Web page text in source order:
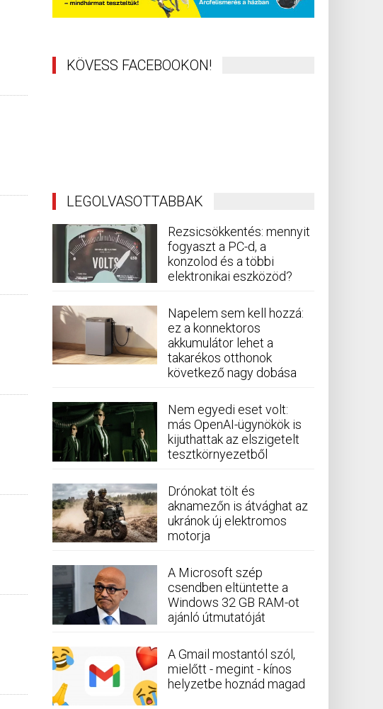
KÖVESS FACEBOOKON!
LEGOLVASOTTABBAK
Rezsicsökkentés: mennyit
fogyaszt a PC-d, a
konzolod és a többi
elektronikai eszközöd?
Napelem sem kell hozzá:
ez a konnektoros
akkumulátor lehet a
takarékos otthonok
következő nagy dobása
Nem egyedi eset volt:
más OpenAI-ügynökök is
kijuthattak az elszigetelt
tesztkörnyezetből
Drónokat tölt és
aknamezőn is átvághat az
ukránok új elektromos
motorja
A Microsoft szép
csendben eltüntette a
Windows 32 GB RAM-ot
ajánló útmutatóját
A Gmail mostantól szól,
mielőtt - megint - kínos
helyzetbe hoznád magad